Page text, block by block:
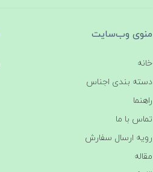
منوی وب‌سایت
خانه
دسته بندی اجناس
راهنما
تماس با ما
رویه ارسال سفارش
مقاله